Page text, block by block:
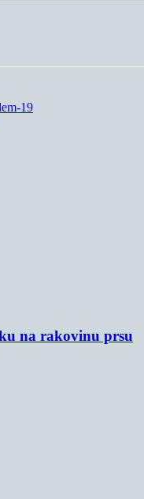
19
na rakovinu prsu